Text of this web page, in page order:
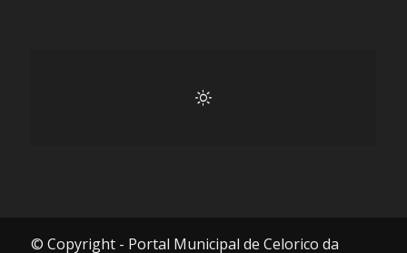
© Copyright - Portal Municipal de Celorico da